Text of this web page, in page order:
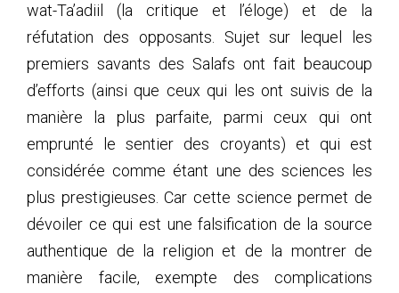
wat-Ta’adiil (la critique et l’éloge) et de la
réfutation des opposants. Sujet sur lequel les
premiers savants des Salafs ont fait beaucoup
d’efforts (ainsi que ceux qui les ont suivis de la
manière la plus parfaite, parmi ceux qui ont
emprunté le sentier des croyants) et qui est
considérée comme étant une des sciences les
plus prestigieuses. Car cette science permet de
dévoiler ce qui est une falsification de la source
authentique de la religion et de la montrer de
manière facile, exempte des complications